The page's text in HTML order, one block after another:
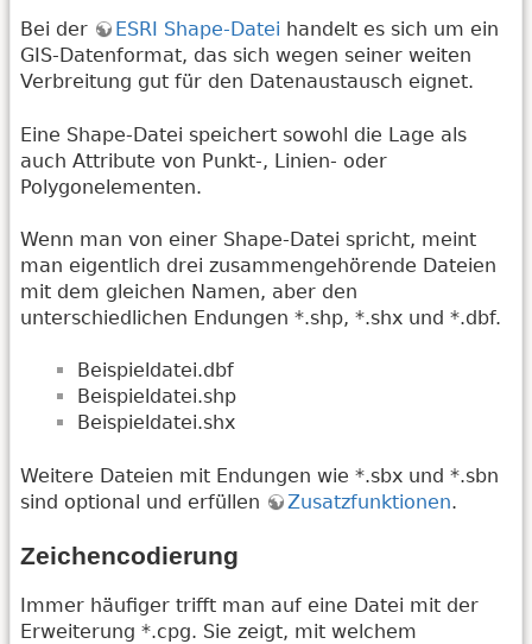
Bei der ESRI Shape-Datei handelt es sich um ein
GIS-Datenformat, das sich wegen seiner weiten
Verbreitung gut für den Datenaustausch eignet.
Eine Shape-Datei speichert sowohl die Lage als
auch Attribute von Punkt-, Linien- oder
Polygonelementen.
Wenn man von einer Shape-Datei spricht, meint
man eigentlich drei zusammengehörende Dateien
mit dem gleichen Namen, aber den
unterschiedlichen Endungen *.shp, *.shx und *.dbf.
Beispieldatei.dbf
Beispieldatei.shp
Beispieldatei.shx
Weitere Dateien mit Endungen wie *.sbx und *.sbn
sind optional und erfüllen
Zusatzfunktionen.
Zeichencodierung
Immer häufiger trifft man auf eine Datei mit der
Erweiterung *.cpg. Sie zeigt, mit welchem